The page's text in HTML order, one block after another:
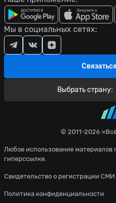
© 2011-2026
Любое использование материалов
гиперссылке.
Свидетельство о регистрации
Политика конфиденциальности
Мы в социальных сетях:
Выбрать страну: